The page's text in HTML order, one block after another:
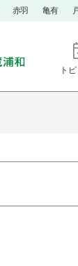
赤羽 亀有
ト